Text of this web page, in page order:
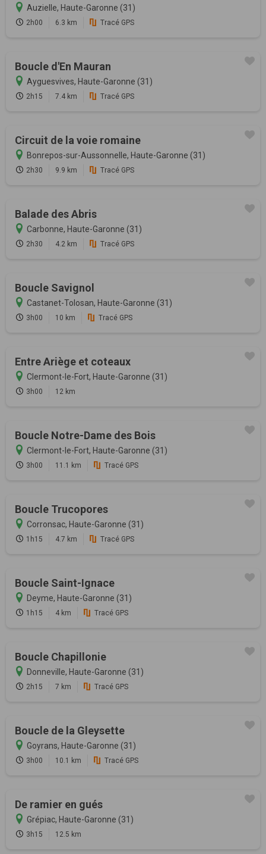
Auzielle, Haute-Garonne (31)
2h00 6.3 km Tracé GPS
Boucle d'En Mauran
Ayguesvives, Haute-Garonne (31)
2h15 7.4 km Tracé GPS
Circuit de la voie romaine
Bonrepos-sur-Aussonnelle, Haute-Garonne (31)
2h30 9.9 km Tracé GPS
Balade des Abris
Carbonne, Haute-Garonne (31)
2h30 4.2 km Tracé GPS
Boucle Savignol
Castanet-Tolosan, Haute-Garonne (31)
3h00 10 km Tracé GPS
Entre Ariège et coteaux
Clermont-le-Fort, Haute-Garonne (31)
3h00 12 km
Boucle Notre-Dame des Bois
Clermont-le-Fort, Haute-Garonne (31)
3h00 11.1 km Tracé GPS
Boucle Trucopores
Corronsac, Haute-Garonne (31)
1h15 4.7 km Tracé GPS
Boucle Saint-Ignace
Deyme, Haute-Garonne (31)
1h15 4 km Tracé GPS
Boucle Chapillonie
Donneville, Haute-Garonne (31)
2h15 7 km Tracé GPS
Boucle de la Gleysette
Goyrans, Haute-Garonne (31)
3h00 10.1 km Tracé GPS
De ramier en gués
Grépiac, Haute-Garonne (31)
3h15 12.5 km